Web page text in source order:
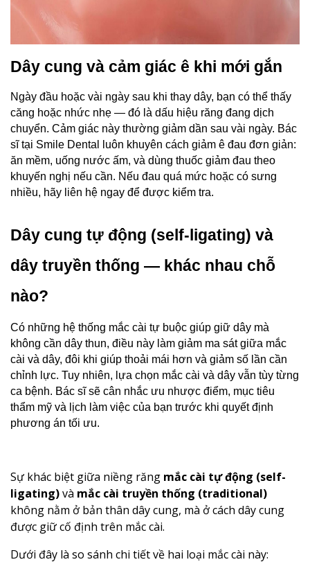
Dây cung và cảm giác ê khi mới gắn
Ngày đầu hoặc vài ngày sau khi thay dây, bạn có thể thấy
căng hoặc nhức nhẹ — đó là dấu hiệu răng đang dịch
chuyển. Cảm giác này thường giảm dần sau vài ngày. Bác
sĩ tại Smile Dental luôn khuyên cách giảm ê đau đơn giản:
ăn mềm, uống nước ấm, và dùng thuốc giảm đau theo
khuyến nghị nếu cần. Nếu đau quá mức hoặc có sưng
nhiều, hãy liên hệ ngay để được kiểm tra.
Dây cung tự động (self-ligating) và
dây truyền thống — khác nhau chỗ
nào?
Có những hệ thống mắc cài tự buộc giúp giữ dây mà
không cần dây thun, điều này làm giảm ma sát giữa mắc
cài và dây, đôi khi giúp thoải mái hơn và giảm số lần cần
chỉnh lực. Tuy nhiên, lựa chọn mắc cài và dây vẫn tùy từng
ca bệnh. Bác sĩ sẽ cân nhắc ưu nhược điểm, mục tiêu
thẩm mỹ và lịch làm việc của bạn trước khi quyết định
phương án tối ưu.
Sự khác biệt giữa niềng răng mắc cài tự động (self-
ligating)và mắc cài truyền thống (traditional)
không nằm ở bản thân dây cung, mà ở cách dây cung
được giữ cố định trên mắc cài.
Dưới đây là so sánh chi tiết về hai loại mắc cài này: